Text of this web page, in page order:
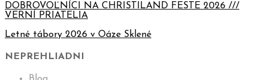
DOBROVOĽNÍCI NA CHRISTILAND FESTE 2026 ///
VERNÍ PRIATELIA
Letné tábory 2026 v Oáze Sklené
NEPREHLIADNI